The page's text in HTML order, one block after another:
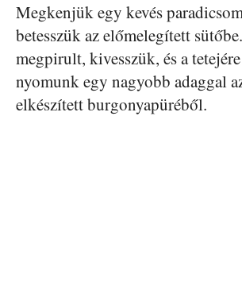
Megkenjük egy kevés
betesszük az előmelegített
megpirult, kivesszük, és a
nyomunk egy nagyobb adaggal
elkészített burgonyapüréből.